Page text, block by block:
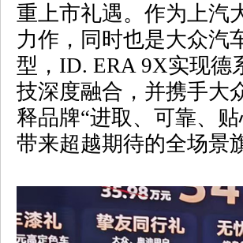
重上市礼遇。作为上汽
力作，同时也是大众汽
型， ID. ERA 9X实现德
技深度融合，并携手大
释品牌“进取、可靠、
带来超越期待的全场景